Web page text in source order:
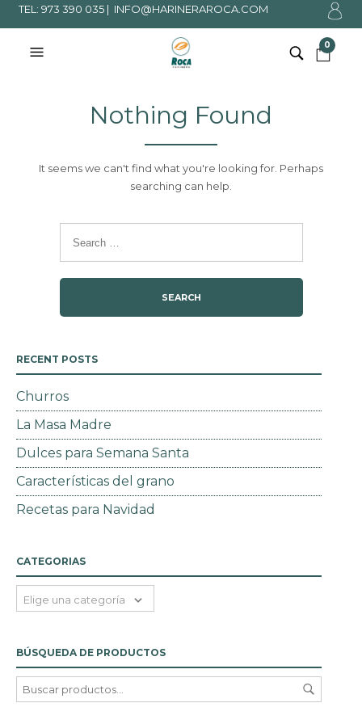
TEL: 973 390 035 | INFO@HARINERAROCA.COM
0
Nothing Found
It seems we can't find what you're looking for. Perhaps
searching can help.
RECENT POSTS
Churros
La Masa Madre
Dulces para Semana Santa
Características del grano
Recetas para Navidad
CATEGORIAS
Elige una categoría
BÚSQUEDA DE PRODUCTOS